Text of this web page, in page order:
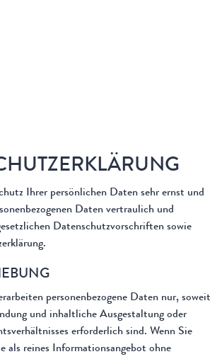
Ihrer persönlichen Daten sehr ernst und
Daten vertraulich und
Datenschutzvorschriften sowie
personenbezogene Daten nur, soweit
und inhaltliche Ausgestaltung oder
erforderlich sind. Wenn Sie
als reines Informationsangebot ohne